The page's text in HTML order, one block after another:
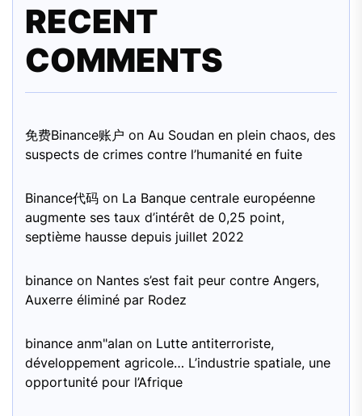
RECENT
COMMENTS
免费Binance账户 on Au Soudan en plein chaos, des
suspects de crimes contre l’humanité en fuite
Binance代码 on La Banque centrale européenne
augmente ses taux d’intérêt de 0,25 point,
septième hausse depuis juillet 2022
binance on Nantes s’est fait peur contre Angers,
Auxerre éliminé par Rodez
binance anm"alan on Lutte antiterroriste,
développement agricole… L’industrie spatiale, une
opportunité pour l’Afrique